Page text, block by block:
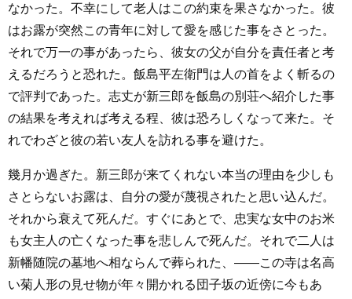
なかった。不幸にして老人はこの約束を果さなかった。彼
はお露が突然この青年に対して愛を感じた事をさとった。
それで万一の事があったら、彼女の父が自分を責任者と考
えるだろうと恐れた。飯島平左衛門は人の首をよく斬るの
で評判であった。志丈が新三郎を飯島の別荘へ紹介した事
の結果を考えれば考える程、彼は恐ろしくなって来た。そ
れでわざと彼の若い友人を訪れる事を避けた。
幾月か過ぎた。新三郎が来てくれない本当の理由を少しも
さとらないお露は、自分の愛が蔑視されたと思い込んだ。
それから衰えて死んだ。すぐにあとで、忠実な女中のお米
も女主人の亡くなった事を悲しんで死んだ。それで二人は
新幡随院の墓地へ相ならんで葬られた、――この寺は名高
い菊人形の見せ物が年々開かれる団子坂の近傍に今もあ